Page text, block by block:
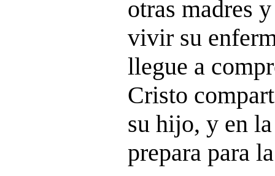
otras madres
vivir su
llegue a
Cristo
su hijo, y en
prepara para